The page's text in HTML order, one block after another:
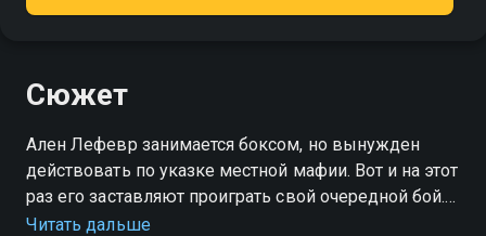
Сюжет
Ален Лефевр занимается боксом, но вынужден
действовать по указке местной мафии. Вот и на этот
раз его заставляют проиграть свой очередной бой.
Однако у боксёра появились свои планы на этот
Читать дальше